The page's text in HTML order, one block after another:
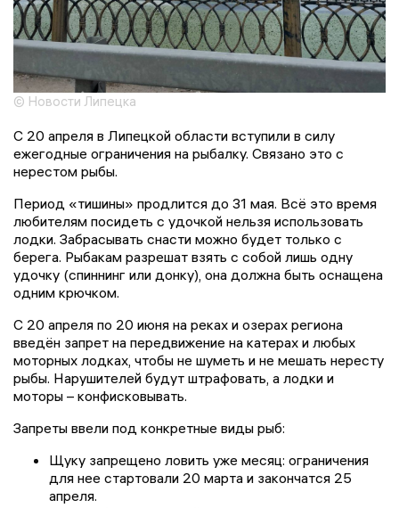
© Новости Липецка
С 20 апреля в Липецкой области вступили в силу
ежегодные ограничения на рыбалку. Связано это с
нерестом рыбы.
Период «тишины» продлится до 31 мая. Всё это время
любителям посидеть с удочкой нельзя использовать
лодки. Забрасывать снасти можно будет только с
берега. Рыбакам разрешат взять с собой лишь одну
удочку (спиннинг или донку), она должна быть оснащена
одним крючком.
С 20 апреля по 20 июня на реках и озерах региона
введён запрет на передвижение на катерах и любых
моторных лодках, чтобы не шуметь и не мешать нересту
рыбы. Нарушителей будут штрафовать, а лодки и
моторы – конфисковывать.
Запреты ввели под конкретные виды рыб:
Щуку запрещено ловить уже месяц: ограничения
для нее стартовали 20 марта и закончатся 25
апреля.